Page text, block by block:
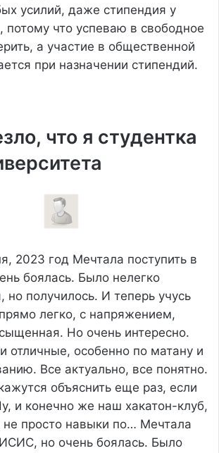
усилий, даже стипендия у
потому что успеваю в свободное
а участие в общественной
при назначении стипендий.
что я студентка
2023 год Мечтала поступить в
боялась. Было нелегко
но получилось. И теперь учусь
легко, с напряжением,
Но очень интересно.
отличные, особенно по матану и
Все актуально, все понятно.
объяснить еще раз, если
и конечно же наш хакатон-клуб,
не просто навыки по… Мечтала
но очень боялась. Было